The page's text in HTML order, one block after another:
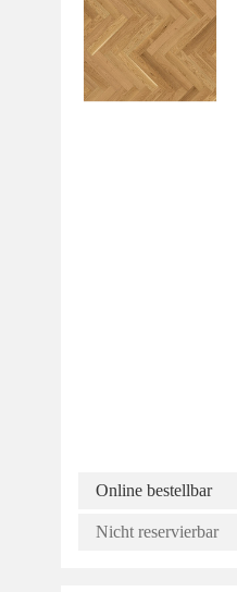
Online bestellbar
Nicht reservierbar